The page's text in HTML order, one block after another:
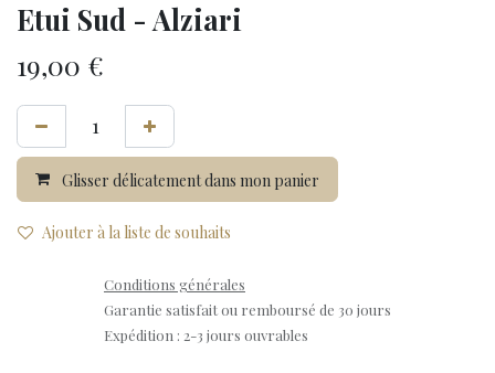
Etui Sud - Alziari
19,00 €
Glisser délicatement dans mon panier
Ajouter à la liste de souhaits
Conditions générales
Garantie satisfait ou remboursé de 30 jours
Expédition : 2-3 jours ouvrables